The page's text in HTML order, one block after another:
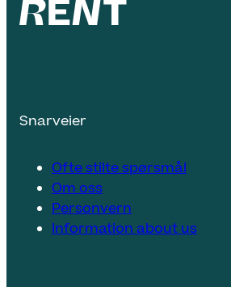
Snarveier
Ofte stilte spørsmål
Om oss
Personvern
Information about us